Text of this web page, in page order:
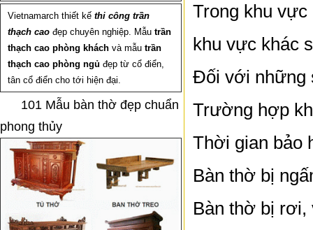
Vietnamarch thiết kế thi công trần
thạch cao đẹp chuyên nghiệp. Mẫu trần
thạch cao phòng khách và mẫu trần
thạch cao phòng ngủ đẹp từ cổ điển,
tân cổ điển cho tới hiện đại.
101 Mẫu bàn thờ đẹp chuẩn
phong thủy
Trong khu vực
khu vực khác
Đối với những
Trường hợp
Thời gian bảo
Bàn thờ bị
Bàn thờ bị rơi,